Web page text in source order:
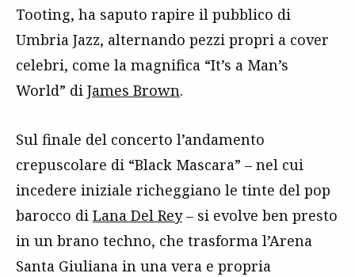
Tooting, ha saputo rapire il pubblico di
Umbria Jazz, alternando pezzi propri a cover
celebri, come la magnifica “It’s a Man’s
World” di James Brown.
Sul finale del concerto l’andamento
crepuscolare di “Black Mascara” – nel cui
incedere iniziale richeggiano le tinte del pop
barocco di Lana Del Rey– si evolve ben presto
in un brano techno, che trasforma l’Arena
Santa Giuliana in una vera e propria